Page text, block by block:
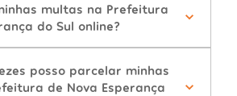
multas na Prefeitura
do Sul online?
posso parcelar minhas
de Nova Esperança